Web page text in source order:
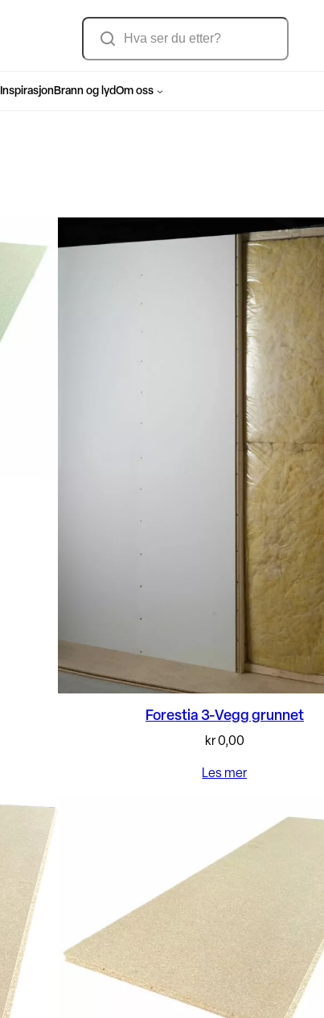
Søk
Inspirasjon Brann og lydOm oss
Forestia 3-Vegg grunnet
kr0,00
Les mer